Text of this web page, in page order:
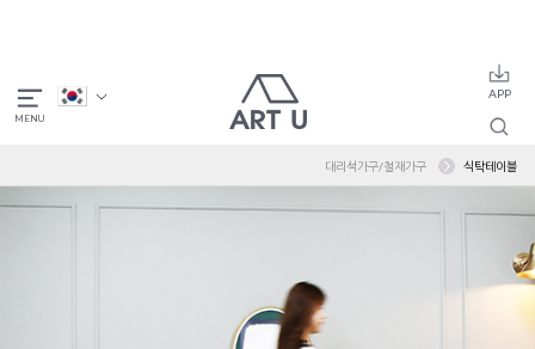
대리석가구/철재가구 식탁테이블